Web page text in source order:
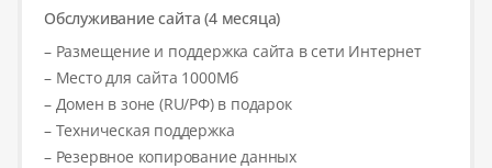
Обслуживание сайта (4 месяца)
– Размещение и поддержка сайта в сети Интернет
– Место для сайта 1000Мб
– Домен в зоне (RU/РФ) в подарок
– Техническая поддержка
– Резервное копирование данных